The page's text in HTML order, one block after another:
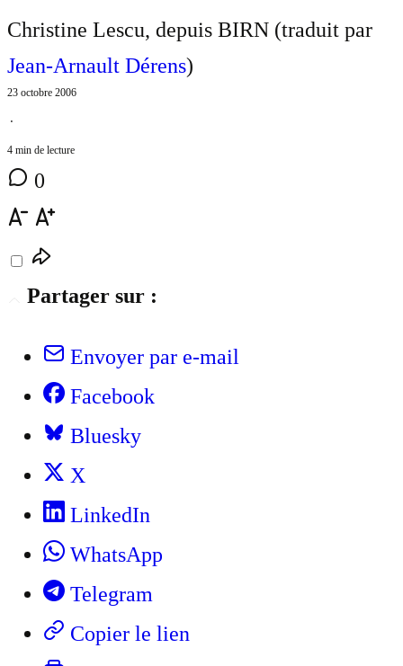
Christine Lescu, depuis BIRN (traduit par
Jean-Arnault Dérens)
23 octobre 2006
⋅
4 min de lecture
0
Partager sur :
Envoyer par e-mail
Facebook
Bluesky
X
LinkedIn
WhatsApp
Telegram
Copier le lien